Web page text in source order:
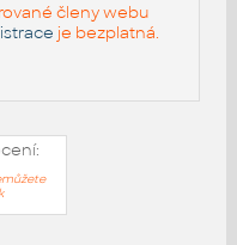
členy webu
je bezplatná.